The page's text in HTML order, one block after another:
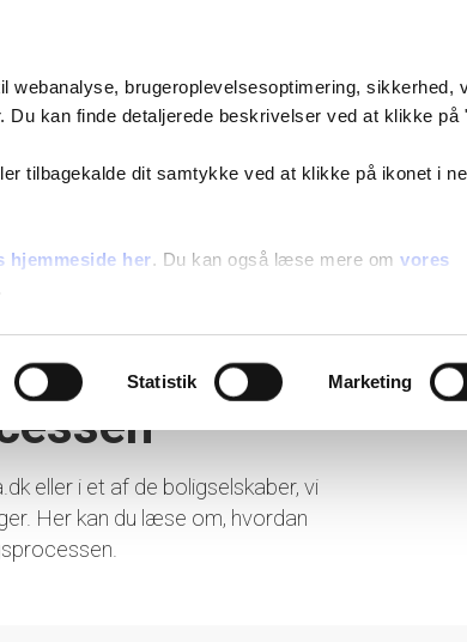
webanalyse, brugeroplevelsesoptimering, sikkerhed,
Du kan finde detaljerede beskrivelser ved at klikke på
tilbagekalde dit samtykke ved at klikke på ikonet i
hjemmeside her. Du kan også læse mere omvores
Statistik Marketing
Job og karriere Kontakt administrationen
af
i
eller i et af de boligselskaber, vi
Her kan du læse om, hvordan